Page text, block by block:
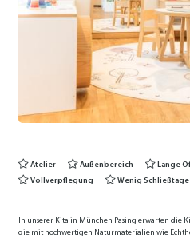
Atelier Außenbereich Lange
Vollverpflegung
Wenig Schließtage
In unserer Kita in München Pasing erwarten
die mit hochwertigen Naturmaterialien wie